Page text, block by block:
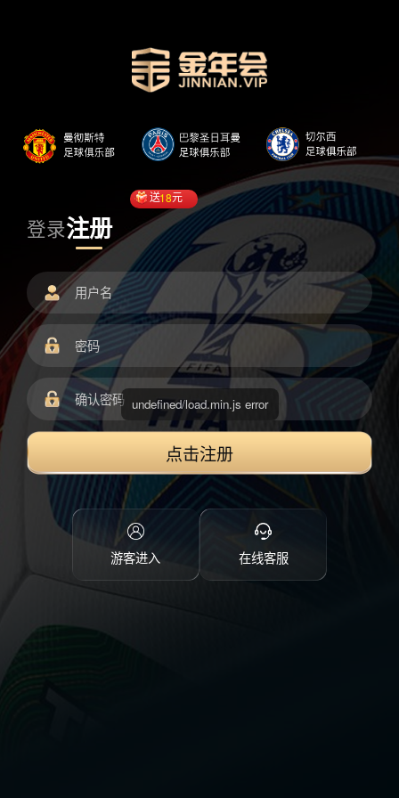
登录注册
送18元
点击注册
游客进入 在线客服